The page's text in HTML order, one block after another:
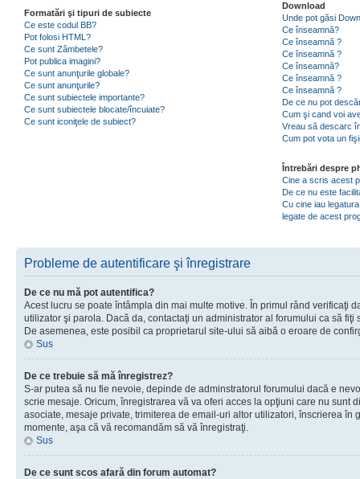
Formatări şi tipuri de subiecte
Ce este codul BB?
Pot folosi HTML?
Ce sunt Zâmbetele?
Pot publica imagini?
Ce sunt anunţurile globale?
Ce sunt anunţurile?
Ce sunt subiectele importante?
Ce sunt subiectele blocate/încuiate?
Ce sunt iconiţele de subiect?
Download
Unde pot găsi
Ce înseamnă?
Ce înseamnă ?
Ce înseamnă ?
Ce înseamnă?
Ce înseamnă ?
Ce înseamnă ?
De ce nu pot
Cum şi cand voi
Vreau să descarc
Cum pot vota un
Întrebări despre
Cine a scris acest
De ce nu este
Cu cine iau
legate de acest
Probleme de autentificare şi înregistrare
De ce nu mă pot autentifica?
Acest lucru se poate întâmpla din mai multe motive. În primul rând verificaţi
utilizator şi parola. Dacă da, contactaţi un administrator al forumului ca să fiţi
De asemenea, este posibil ca proprietarul site-ului să aibă o eroare de
Sus
De ce trebuie să mă înregistrez?
S-ar putea să nu fie nevoie, depinde de adminstratorul forumului dacă e
scrie mesaje. Oricum, înregistrarea vă va oferi acces la opţiuni care nu sunt
asociate, mesaje private, trimiterea de email-uri altor utilizatori, înscrierea în
momente, aşa că vă recomandăm să vă înregistraţi.
Sus
De ce sunt scos afară din forum automat?